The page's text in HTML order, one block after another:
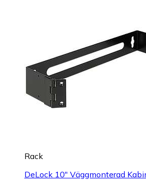
Rack
DeLock 10" Väggmonterad